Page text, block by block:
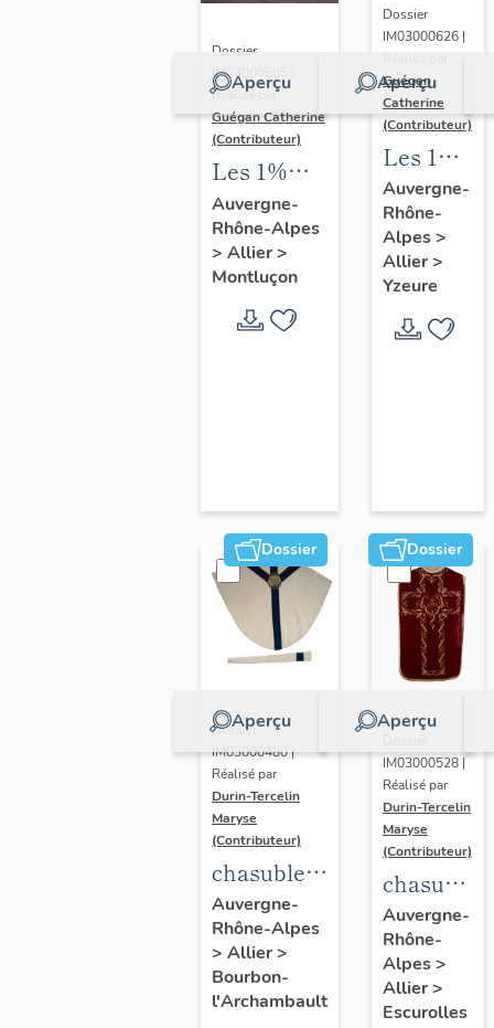
actuellement
immeuble
à
logements,
boutiques,
ateliers et
école
Aperçu
Dossier
IM03000605 |
Réalisé par
Guégan Catherine
(Contributeur)
Les 1%
artistiques
de l'école
nationale
professionnelle
Auvergne-
Rhône-Alpes
> Allier>
Montluçon
Aperçu
Dossier
IM03000626 |
Guégan
Catherine
(Contributeur)
Les 1%
artistiques
du lycée
Jean-
Monnet
d'Yzeure
Auvergne-
Rhône-
Alpes>
Allier>
Yzeure
Dossier
Aperçu
Dossier
IM03000480 |
Réalisé par
Durin-Tercelin
Maryse
(Contributeur)
chasuble,
étole,
ornement
blanc n°2
Auvergne-
Rhône-Alpes
> Allier>
Bourbon-
l'Archambault
Dossier
Aperçu
IM03000528 |
Réalisé par
Durin-Tercelin
Maryse
(Contributeur)
chasuble,
étole,
manipule,
voile de
calice,
Auvergne-
Rhône-
Alpes>
Allier>
Escurolles